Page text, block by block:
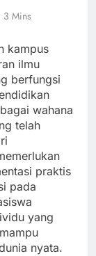
3 Mins
kampus
ilmu
berfungsi
wahana
telah
praktis
pada
yang
nyata.